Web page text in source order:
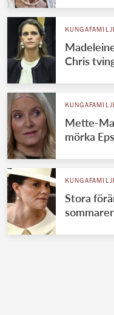
Chris
Mette-
mörka
Stora